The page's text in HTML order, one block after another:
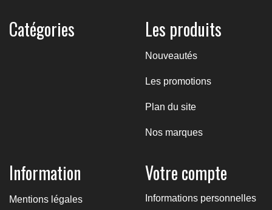
Catégories Les produits
Nouveautés
Les promotions
Plan du site
Nos marques
Information
Mentions légales
Votre compte
Informations personnelles